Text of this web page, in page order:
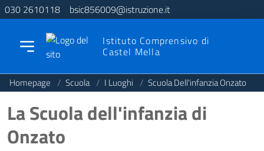
030 2610118 bsic856009@istruzione.it
Istituto Comprensivo di
Castel Mella
Homepage / Scuola / I Luoghi / Scuola Dell'infanzia Onzato
La Scuola dell'infanzia di
Onzato